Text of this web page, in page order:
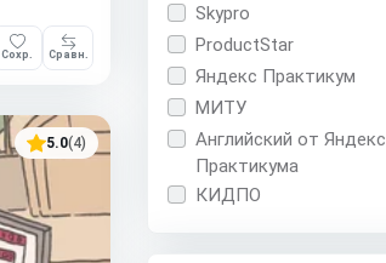
Сохр. Сравн.
5.0(4)
Skypro
ProductStar
Яндекс Практикум
МИТУ
Английский от Яндекс
Практикума
КИДПО